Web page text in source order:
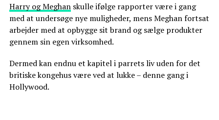
Harry og Meghanskulle ifølge rapporter være i gang
med at undersøge nye muligheder, mens Meghan fortsat
arbejder med at opbygge sit brand og sælge produkter
gennem sin egen virksomhed.
Dermed kan endnu et kapitel i parrets liv uden for det
britiske kongehus være ved at lukke – denne gang i
Hollywood.